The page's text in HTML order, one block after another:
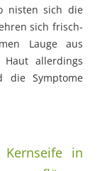
nisten sich die
sich frisch-
Lauge aus
allerdings
die Symptome
in